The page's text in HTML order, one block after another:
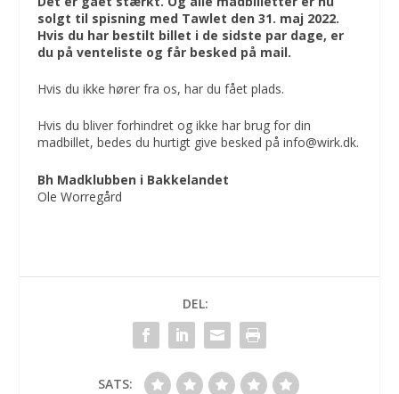
solgt til spisning med Tawlet den 31. maj 2022.
Hvis du har bestilt billet i de sidste par dage, er
du på venteliste og får besked på mail.
Hvis du ikke hører fra os, har du fået plads.
Hvis du bliver forhindret og ikke har brug for din
madbillet, bedes du hurtigt give besked på info@wirk.dk.
Bh Madklubben i Bakkelandet
Ole Worregård
DEL:
SATS: